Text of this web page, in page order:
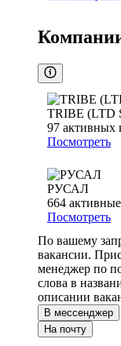
TRIBE (LTD
97 активных
Посмотреть
РУСАЛ
664
Посмотреть
По вашему
вакансии.
менеджер по
слова в
описании
В мессенджер
На почту